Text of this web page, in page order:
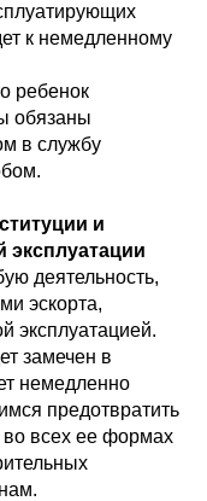
к немедленному
ребенок
обязаны
в службу
и
эксплуатации
деятельность,
эскорта,
эксплуатацией.
замечен в
немедленно
предотвратить
всех ее формах